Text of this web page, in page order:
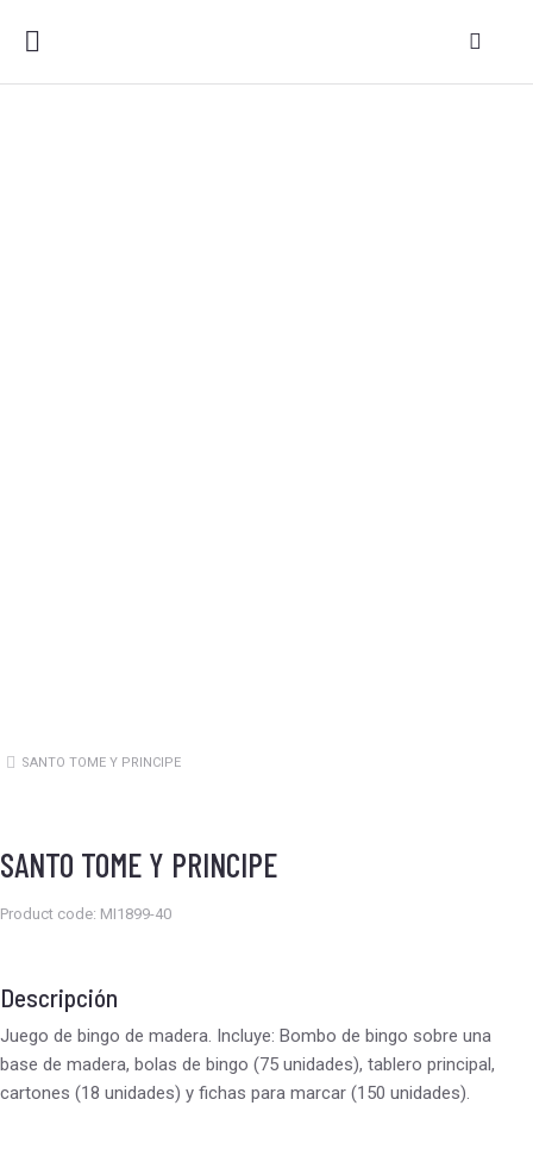
Estás aquí:
SANTO TOME Y PRINCIPE
SANTO TOME Y PRINCIPE
Product code: MI1899-40
Descripción
Juego de bingo de madera. Incluye: Bombo de bingo sobre una
base de madera, bolas de bingo (75 unidades), tablero principal,
cartones (18 unidades) y fichas para marcar (150 unidades).